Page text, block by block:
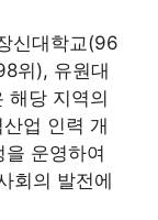
신대학교(96
위), 유원대
해당 지역의
업 인력 개
운영하여
회의 발전에